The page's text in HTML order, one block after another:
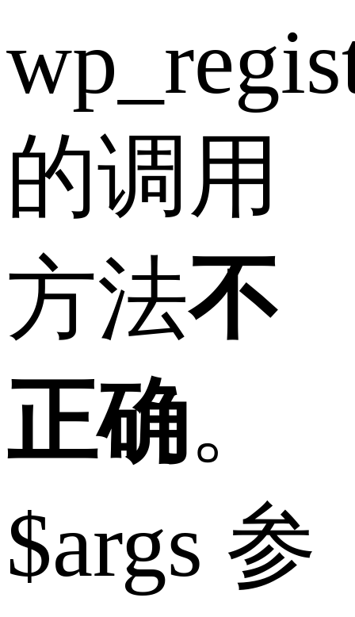
的调用
方法不
正确。
$args 参